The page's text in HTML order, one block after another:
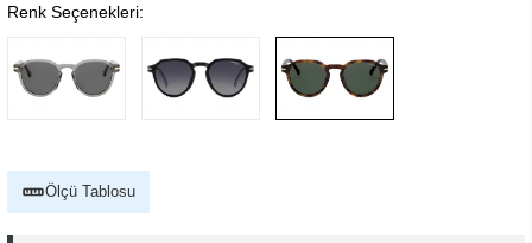
Renk Seçenekleri:
Ölçü Tablosu